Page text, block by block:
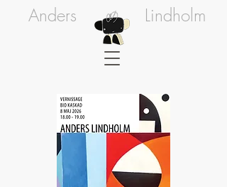
Anders Lindholm